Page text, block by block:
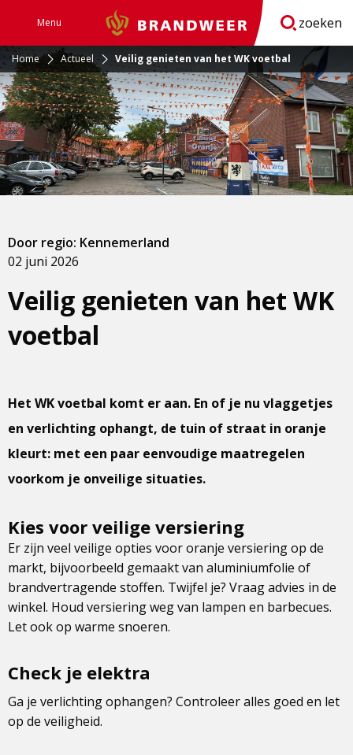
Menu Brandweer zoeken
Home Actueel Veilig genieten van het WK voetbal
Veilig genieten van het WK
voetbal
02 juni 2026
Door regio: Kennemerland
Het WK voetbal komt er aan. En of je nu vlaggetjes
en verlichting ophangt, de tuin of straat in oranje
kleurt: met een paar eenvoudige maatregelen
voorkom je onveilige situaties.
Kies voor veilige versiering
Er zijn veel veilige opties voor oranje versiering op de
markt, bijvoorbeeld gemaakt van aluminiumfolie of
brandvertragende stoffen. Twijfel je? Vraag advies in de
winkel. Houd versiering weg van lampen en barbecues.
Let ook op warme snoeren.
Check je elektra
Ga je verlichting ophangen? Controleer alles goed en let
op de veiligheid.